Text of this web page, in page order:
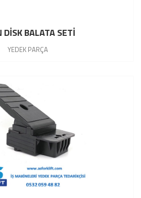
DİSK BALATA SETİ
YEDEK PARÇA